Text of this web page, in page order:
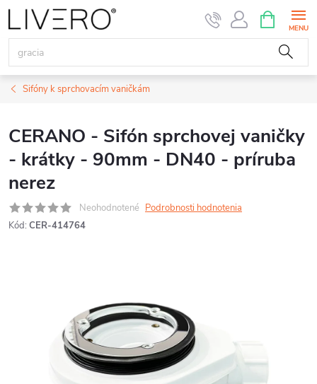
Prejsť
na
obsah
KOŠÍK
Sifóny k sprchovacím vaničkám
CERANO - Sifón sprchovej vaničky
- krátky - 90mm - DN40 - príruba
nerez
Neohodnotené Podrobnosti hodnotenia
Kód: CER-414764